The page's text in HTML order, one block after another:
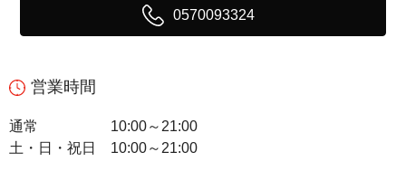
0570093324
営業時間
通常
10:00～21:00
土・日・祝日
10:00～21:00